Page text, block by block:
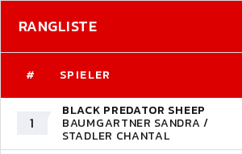
RANGLISTE
# SPIELER
1
BLACK PREDATOR SHEEP
BAUMGARTNER SANDRA /
STADLER CHANTAL